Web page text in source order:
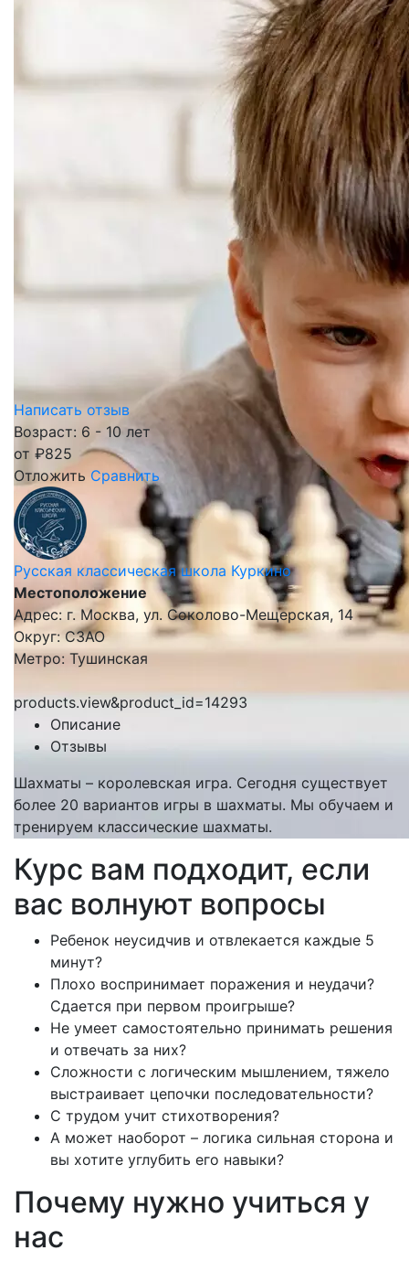
Написать отзыв
Возраст: 6 - 10 лет
от ₽825
Отложить Сравнить
Русская классическая школа Куркино
Местоположение
Адрес: г. Москва, ул. Соколово-Мещерская, 14
Округ: СЗАО
Метро: Тушинская
products.view&product_id=14293
Описание
Отзывы
Шахматы – королевская игра. Сегодня существует
более 20 вариантов игры в шахматы. Мы обучаем и
тренируем классические шахматы.
Курс вам подходит, если
вас волнуют вопросы
Ребенок неусидчив и отвлекается каждые 5
минут?
Плохо воспринимает поражения и неудачи?
Сдается при первом проигрыше?
Не умеет самостоятельно принимать решения
и отвечать за них?
Сложности с логическим мышлением, тяжело
выстраивает цепочки последовательности?
С трудом учит стихотворения?
А может наоборот – логика сильная сторона и
вы хотите углубить его навыки?
Почему нужно учиться у
нас